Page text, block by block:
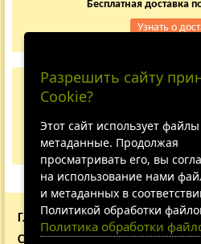
Бесплатная доставка
Узнать о
Заказывайте по
8 (800) 333-
Не
ГЛАВНАЯ
О КОМПАНИИ
СОТРУДНИЧЕСТВО
ВАКАНСИИ
Разрешить сайту
Cookie?
Этот сайт использует
метаданные. Продолжая
просматривать его, вы
на использование нами
и метаданных в
Политикой обработки
Политика обработки